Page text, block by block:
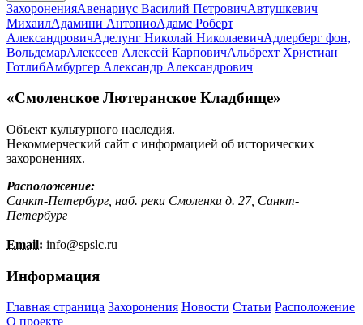
ЗахороненияАвенариус Василий ПетровичАвтушкевич
МихаилАдамини АнтониоАдамс Роберт
АлександровичАделунг Николай НиколаевичАдлерберг фон,
ВольдемарАлексеев Алексей КарповичАльбрехт Христиан
ГотлибАмбургер Александр Александрович
«Смоленское Лютеранское Кладбище»
Объект культурного наследия.
Некоммерческий сайт с информацией об исторических
захоронениях.
Расположение:
Санкт-Петербург, наб. реки Смоленки д. 27, Санкт-
Петербург
Email: info@spslc.ru
Информация
Главная страница Захоронения Новости Статьи Расположение
О проекте